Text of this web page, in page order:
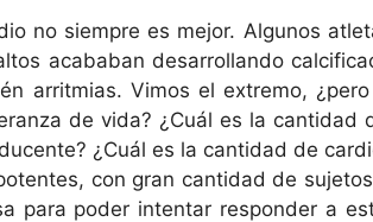
no siempre es mejor. Algunos
acababan desarrollando
arritmias. Vimos el extremo,
de vida? ¿Cuál es la cantidad
¿Cuál es la cantidad de
con gran cantidad de
para poder intentar responder a